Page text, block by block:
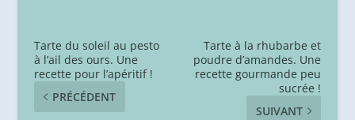
Tarte du soleil au pesto
à l’ail des ours. Une
recette pour l’apéritif !
PRÉCÉDENT
Tarte à la rhubarbe et
poudre d’amandes. Une
recette gourmande peu
sucrée !
SUIVANT